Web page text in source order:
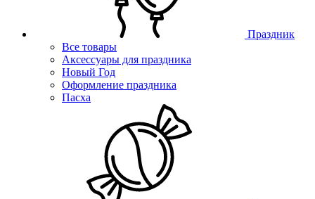
Праздник
Все товары
Аксессуары для праздника
Новый Год
Оформление праздника
Пасха